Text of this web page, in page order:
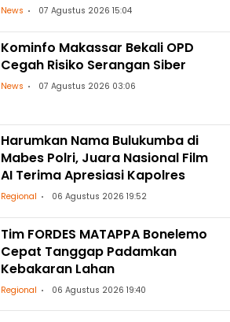
News 07 Agustus 2026 15:04
Kominfo Makassar Bekali OPD
Cegah Risiko Serangan Siber
News 07 Agustus 2026 03:06
Harumkan Nama Bulukumba di
Mabes Polri, Juara Nasional Film
AI Terima Apresiasi Kapolres
Regional 06 Agustus 2026 19:52
Tim FORDES MATAPPA Bonelemo
Cepat Tanggap Padamkan
Kebakaran Lahan
Regional 06 Agustus 2026 19:40